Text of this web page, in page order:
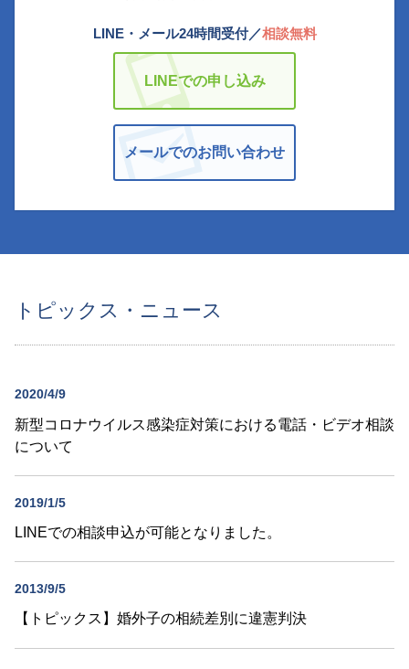
LINE・メール24時間受付／相談無料
LINEでの申し込み
メールでのお問い合わせ
トピックス・ニュース
2020/4/9
新型コロナウイルス感染症対策における電話・ビデオ相談
について
2019/1/5
LINEでの相談申込が可能となりました。
2013/9/5
【トピックス】婚外子の相続差別に違憲判決